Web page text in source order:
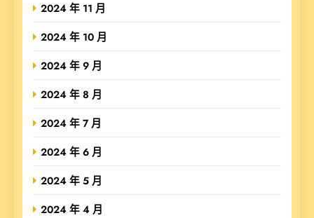
2024 年 11 月
2024 年 10 月
2024 年 9 月
2024 年 8 月
2024 年 7 月
2024 年 6 月
2024 年 5 月
2024 年 4 月